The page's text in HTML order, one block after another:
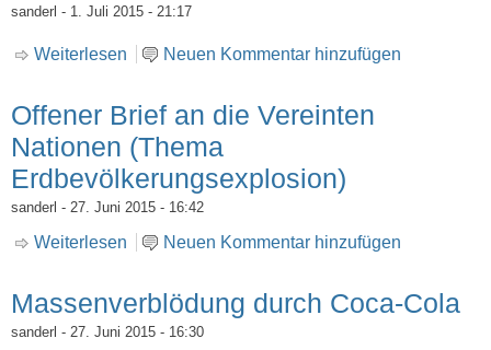
sanderl - 1. Juli 2015 - 21:17
Weiterlesen über E-Post an den bayerischen Rundfunk,
Neuen Kommentar hinzufügen
Offener Brief an die Vereinten
Nationen (Thema
Erdbevölkerungsexplosion)
sanderl - 27. Juni 2015 - 16:42
Weiterlesen über Offener Brief an die Vereinten Nationen
Neuen Kommentar hinzufügen
Massenverblödung durch Coca-Cola
sanderl - 27. Juni 2015 - 16:30